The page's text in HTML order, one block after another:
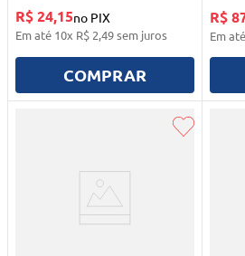
R$ 24,15no PIX
Em até 10x R$ 2,49sem juros
COMPRAR
R$
Em até